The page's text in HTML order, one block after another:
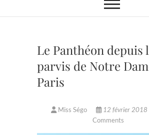
Le Panthéon depuis
parvis de Notre
Paris
Miss Ségo 12 février 2018
Comments